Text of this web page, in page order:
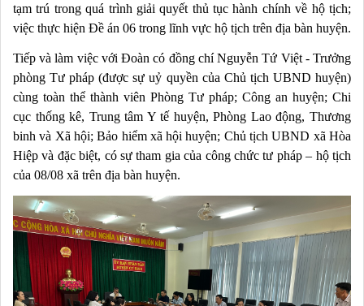
tạm trú trong quá trình giải quyết thủ tục hành chính về hộ tịch;
việc thực hiện Đề án 06 trong lĩnh vực hộ tịch trên địa bàn huyện.
Tiếp và làm việc với Đoàn có đồng chí Nguyễn Tứ Việt - Trưởng
phòng Tư pháp (được sự uỷ quyền của Chủ tịch UBND huyện)
cùng toàn thể thành viên Phòng Tư pháp; Công an huyện; Chi
cục thống kê, Trung tâm Y tế huyện, Phòng Lao động, Thương
binh và Xã hội; Bảo hiểm xã hội huyện; Chủ tịch UBND xã Hòa
Hiệp và đặc biệt, có sự tham gia của công chức tư pháp – hộ tịch
của 08/08 xã trên địa bàn huyện.